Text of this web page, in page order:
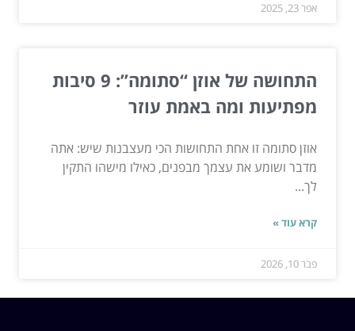
אפר 23, 2025
התחושה של אוזן “סתומה”: 9 סיבות
מפתיעות ומה באמת עוזר
אוזן סתומה זו אחת התחושות הכי מעצבנות שיש: אתה
מדבר ושומע את עצמך מבפנים, כאילו מישהו התקין
לך...
קרא עוד »
פבר 10, 2026